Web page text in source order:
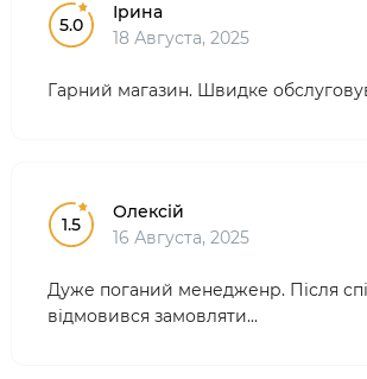
5.0
Ірина
18 Августа, 2025
Гарний магазин. Швидке
1.5
Олексій
16 Августа, 2025
Дуже поганий менедженр. Після
відмовився замовляти...